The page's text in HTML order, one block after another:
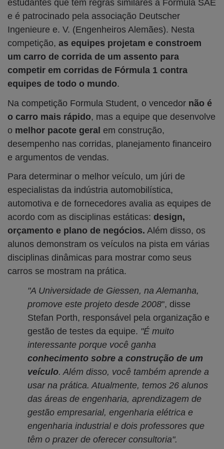
estudantes que tem regras similares à Fórmula SAE
e é patrocinado pela associação Deutscher
Ingenieure e. V. (Engenheiros Alemães). Nesta
competição, as equipes projetam e constroem
um carro de corrida de um assento para
competir em corridas de Fórmula 1 contra
equipes de todo o mundo.
Na competição Formula Student, o vencedor não é
o carro mais rápido, mas a equipe que desenvolve
o melhor pacote geral em construção,
desempenho nas corridas, planejamento financeiro
e argumentos de vendas.
Para determinar o melhor veículo, um júri de
especialistas da indústria automobilística,
automotiva e de fornecedores avalia as equipes de
acordo com as disciplinas estáticas: design,
orçamento e plano de negócios. Além disso, os
alunos demonstram os veículos na pista em várias
disciplinas dinâmicas para mostrar como seus
carros se mostram na prática.
"A Universidade de Giessen, na Alemanha,
promove este projeto desde 2008", disse
Stefan Porth, responsável pela organização e
gestão de testes da equipe. "É muito
interessante porque você ganha
conhecimento sobre a construção de um
veículo. Além disso, você também aprende a
usar na prática. Atualmente, temos 26 alunos
das áreas de engenharia, aprendizagem de
gestão empresarial, engenharia elétrica e
engenharia industrial e dois professores que
têm o prazer de oferecer consultoria".